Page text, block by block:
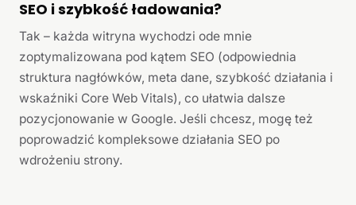
SEO i szybkość ładowania?
Tak – każda witryna wychodzi ode mnie
zoptymalizowana pod kątem SEO (odpowiednia
struktura nagłówków, meta dane, szybkość działania i
wskaźniki Core Web Vitals), co ułatwia dalsze
pozycjonowanie w Google. Jeśli chcesz, mogę też
poprowadzić kompleksowe działania SEO po
wdrożeniu strony.